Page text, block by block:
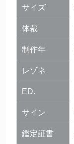
サイズ
体裁
制作年
レゾネ
ED.
サイン
鑑定証書